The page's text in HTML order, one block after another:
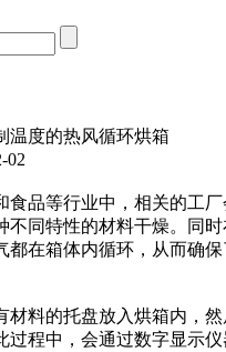
温度的热风循环烘箱
02
品等行业中，相关的工厂
不同特性的材料干燥。同
都在箱体内循环，从而确
料的托盘放入烘箱内，然
过程中，会通过数字显示